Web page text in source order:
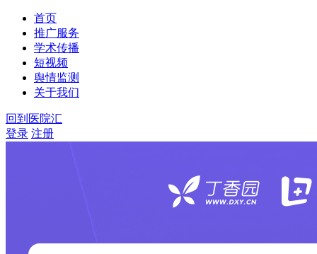
首页
推广服务
学术传播
短视频
舆情监测
关于我们
回到医院汇
登录 注册